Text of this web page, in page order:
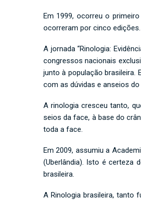
Em 1999, ocorreu o
ocorreram por cinco
A jornada “Rinologia:
congressos nacionais
junto à população brasileira.
com as dúvidas e anseios
A rinologia cresceu tanto,
seios da face, à base do
toda a face.
Em 2009, assumiu a
(Uberlândia). Isto é certeza
brasileira.
A Rinologia brasileira, tanto